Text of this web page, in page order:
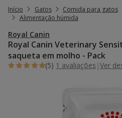
Início Gatos Comida para gatos
Alimentação húmida
Royal Canin
Royal Canin Veterinary
saqueta em molho - Pack
(5) 1 avaliações |Ver